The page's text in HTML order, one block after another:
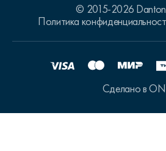
© 2015-2026
Политика
Сделано в